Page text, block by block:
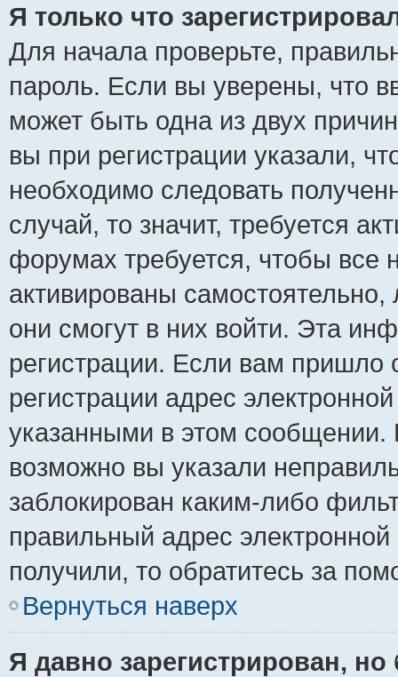
Я только что
Для начала проверьте,
пароль. Если вы уверены, что
может быть одна из двух
вы при регистрации указали,
необходимо следовать
случай, то значит, требуется
форумах требуется, чтобы все
активированы
они смогут в них войти. Эта
регистрации. Если вам
регистрации адрес
указанными в этом
возможно вы указали
заблокирован каким-либо
правильный адрес
получили, то обратитесь за
Вернуться наверх
Я давно зарегистрирован,